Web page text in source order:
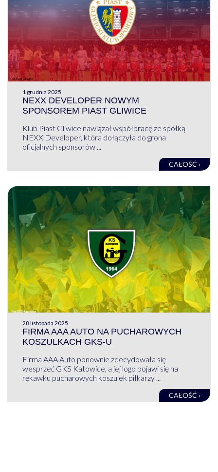
1 grudnia 2025
NEXX DEVELOPER NOWYM
SPONSOREM PIAST GLIWICE
Klub Piast Gliwice nawiązał współpracę ze spółką
NEXX Developer, która dołączyła do grona
oficjalnych sponsorów ...
CAŁOŚĆ ›
28 listopada 2025
FIRMA AAA AUTO NA PUCHAROWYCH
KOSZULKACH GKS-U
Firma AAA Auto ponownie zdecydowała się
wesprzeć GKS Katowice, a jej logo pojawi się na
rękawku pucharowych koszulek piłkarzy ...
CAŁOŚĆ ›